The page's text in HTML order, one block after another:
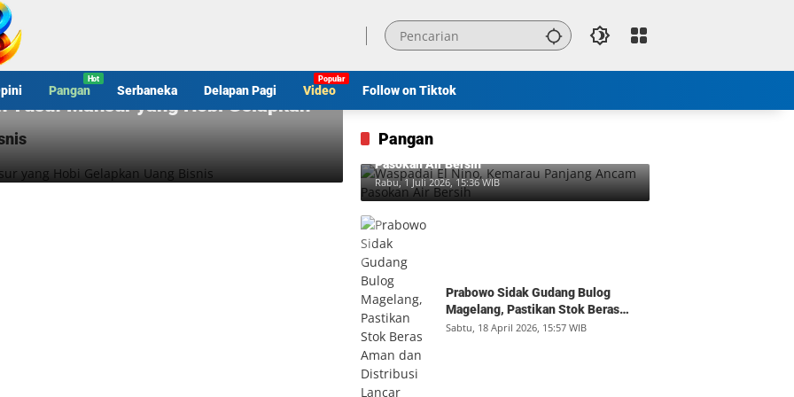
Pangan Serbaneka Delapan Pagi Video Follow on Tiktok
Yusuf Mansur yang Hobi Gelapkan
Pangan
Waspadai El Nino, Kemarau Panjang Ancam
Pasokan Air Bersih
Rabu, 1 Juli 2026, 15:36 WIB
Prabowo Sidak Gudang Bulog
Magelang, Pastikan Stok Beras
Aman dan Distribusi Lancar
Sabtu, 18 April 2026, 15:57 WIB